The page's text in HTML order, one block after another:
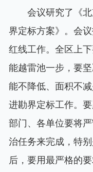
会议研究了《北
界定标方案》。会
红线工作。全区上
能越雷池一步，要
能不降低、面积不
进勘界定标工作。
部门、各单位要将
治任务来完成，特
后，要用最严格的